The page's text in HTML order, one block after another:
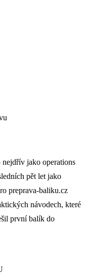
jako operations
pět let jako
preprava-baliku.cz
návodech, které
první balík do